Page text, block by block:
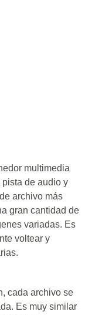
multimedia
de audio y
archivo más
gran cantidad de
variadas. Es
voltear y
cada archivo se
Es muy similar